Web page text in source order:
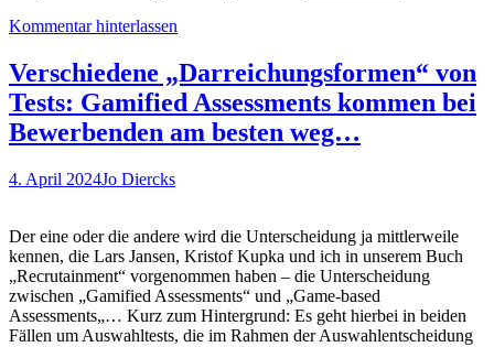
ist
eigentlich
ein…?
Heute:
Das
Kommentar hinterlassen
Verschiedene „Darreichungsformen“ von
Tests: Gamified Assessments kommen bei
Bewerbenden am besten weg…
4. April 2024Jo Diercks
Der eine oder die andere wird die Unterscheidung ja mittlerweile
kennen, die Lars Jansen, Kristof Kupka und ich in unserem Buch
„Recrutainment“ vorgenommen haben – die Unterscheidung
zwischen „Gamified Assessments“ und „Game-based
Assessments„… Kurz zum Hintergrund: Es geht hierbei in beiden
Fällen um Auswahltests, die im Rahmen der Auswahlentscheidung